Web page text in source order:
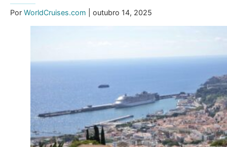
Por WorldCruises.com | outubro 14, 2025